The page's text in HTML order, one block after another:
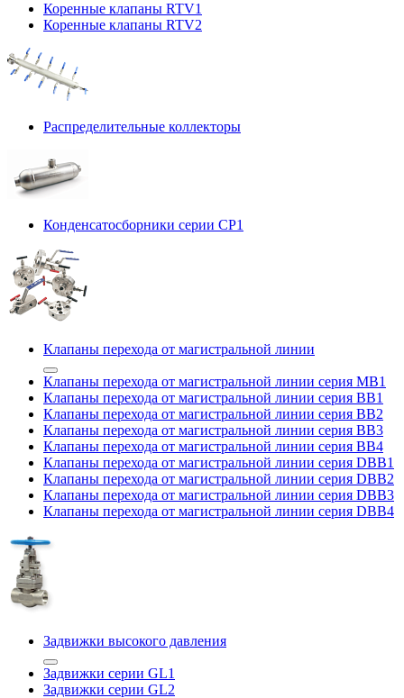
Коренные клапаны RTV1
Коренные клапаны RTV2
Распределительные коллекторы
Конденсатосборники серии CP1
Клапаны перехода от магистральной линии
Клапаны перехода от магистральной линии серия MB1
Клапаны перехода от магистральной линии серия BB1
Клапаны перехода от магистральной линии серия BB2
Клапаны перехода от магистральной линии серия BB3
Клапаны перехода от магистральной линии серия BB4
Клапаны перехода от магистральной линии серия DBB1
Клапаны перехода от магистральной линии серия DBB2
Клапаны перехода от магистральной линии серия DBB3
Клапаны перехода от магистральной линии серия DBB4
Задвижки высокого давления
Задвижки серии GL1
Задвижки серии GL2